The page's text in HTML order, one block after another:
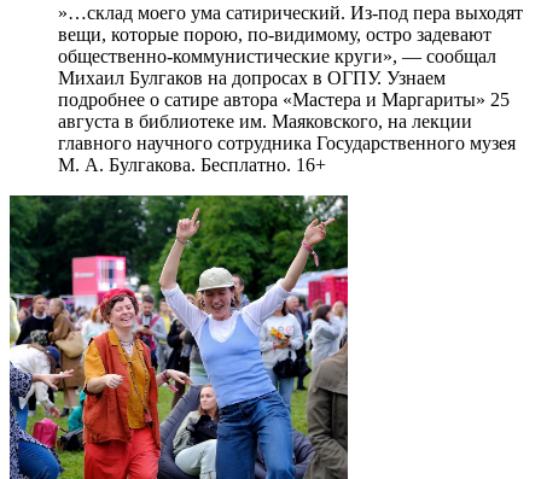
»…склад моего ума сатирический. Из-под пера выходят
вещи, которые порою, по-видимому, остро задевают
общественно-коммунистические круги», — сообщал
Михаил Булгаков на допросах в ОГПУ. Узнаем
подробнее о сатире автора «Мастера и Маргариты» 25
августа в библиотеке им. Маяковского, на лекции
главного научного сотрудника Государственного музея
М. А. Булгакова. Бесплатно. 16+